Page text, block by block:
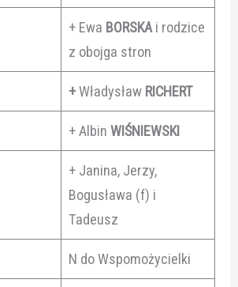
+ Ewa BORSKA i rodzice
z obojga stron
+Władysław RICHERT
+ Albin WIŚNIEWSKI
+ Janina, Jerzy,
Bogusława (f) i
Tadeusz
N do Wspomożycielki